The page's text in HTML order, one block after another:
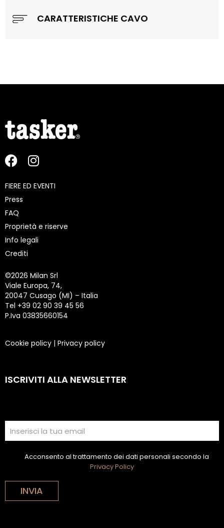
CARATTERISTICHE CAVO
FIERE ED EVENTI
Press
FAQ
Proprietà e riserve
Info legali
Crediti
©2026 Milan Srl
Viale Europa, 74,
20047 Cusago (MI) – Italia
Tel +39 02 90 39 45 56
P.Iva 03835660154
Cookie policy | Privacy policy
ISCRIVITI ALLA NEWSLETTER
Acconsento al trattamento dei dati personali secondo la
Privacy Policy
INVIA